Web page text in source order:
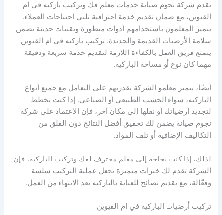
تقدم شركة نجوم صيانة خدمات معلم فك وتركيب باركيه في ام
القيوين، مع ضمان تقديم خدمة احترافية تلبي احتياجات العملاء.
يتميز المعلمون باستخدامهم أدوات متطورة وتقنيات حديثة تضمن
سلامة الأرضيات القديمة والجديدة. تركيب باركيه في ام القيوين
يتمتع فريق العمل بالكفاءة اللازمة لتقديم خدمة سريعة ودقيقة
مهما كان نوع أو مساحة الباركيه.
أيضًا، يتميز معلمو الشركة بقدرتهم على التعامل مع جميع أنواع
الباركيه، سواء الخشب الطبيعي أو الصناعي. إذا كنت تخطط
لتجديد أرضياتك أو نقلها إلى مكان آخر، فإن الاعتماد على شركة
نجوم صيانة يضمن لك تحقيق أفضل النتائج دون القلق من
التكاليف الإضافية أو تلف المواد.
لذلك، إذا كنت بحاجة إلى معلم محترف لفك وتركيب الباركيه، فإن
الشركة تقدم لك خبرات متميزة تجعل عملية التركيب سلسة
وفعّالة، مع تقديم نصائح للعناية بالباركيه بعد الانتهاء من العمل.
تركيب أرضيات الباركيه في ام القيوين